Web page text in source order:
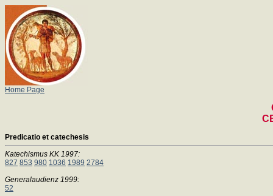
Home Page
Predicatio et catechesis
Katechismus KK 1997:
827 853 980 1036 1989 2784
Generalaudienz 1999:
52